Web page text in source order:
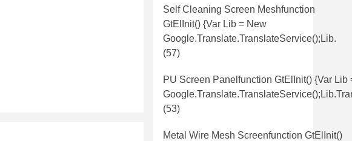
Self Cleaning Screen Meshfunction
GtElInit() {var Lib = New
Google.translate.TranslateService();lib.
(57)
PU Screen Panelfunction GtElInit() {var Lib
(53)
Metal Wire Mesh Screenfunction GtElInit()